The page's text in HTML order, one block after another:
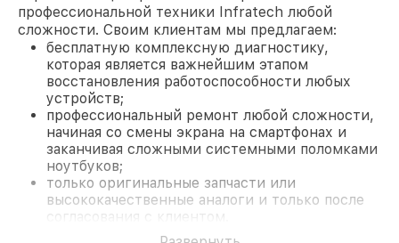
профессиональной техники Infratech любой
сложности. Своим клиентам мы предлагаем:
бесплатную комплексную диагностику,
которая является важнейшим этапом
восстановления работоспособности любых
устройств;
профессиональный ремонт любой сложности,
начиная со смены экрана на смартфонах и
заканчивая сложными системными поломками
ноутбуков;
только оригинальные запчасти или
высококачественные аналоги и только после
согласования с клиентом.
На все работы и замененные комплектующие